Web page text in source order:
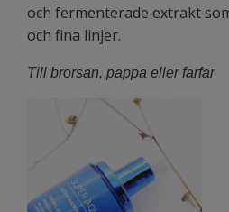
och fermenterade extrakt
och fina linjer.
Till brorsan, pappa eller farfar